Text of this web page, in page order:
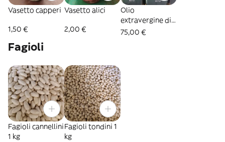
Vasetto capperi
1,50 €
Vasetto alici
2,00 €
Olio
extravergine di
oliva latta 5 litri
75,00 €
Fagioli
Fagioli cannellini
1 kg
Fagioli tondini 1
kg